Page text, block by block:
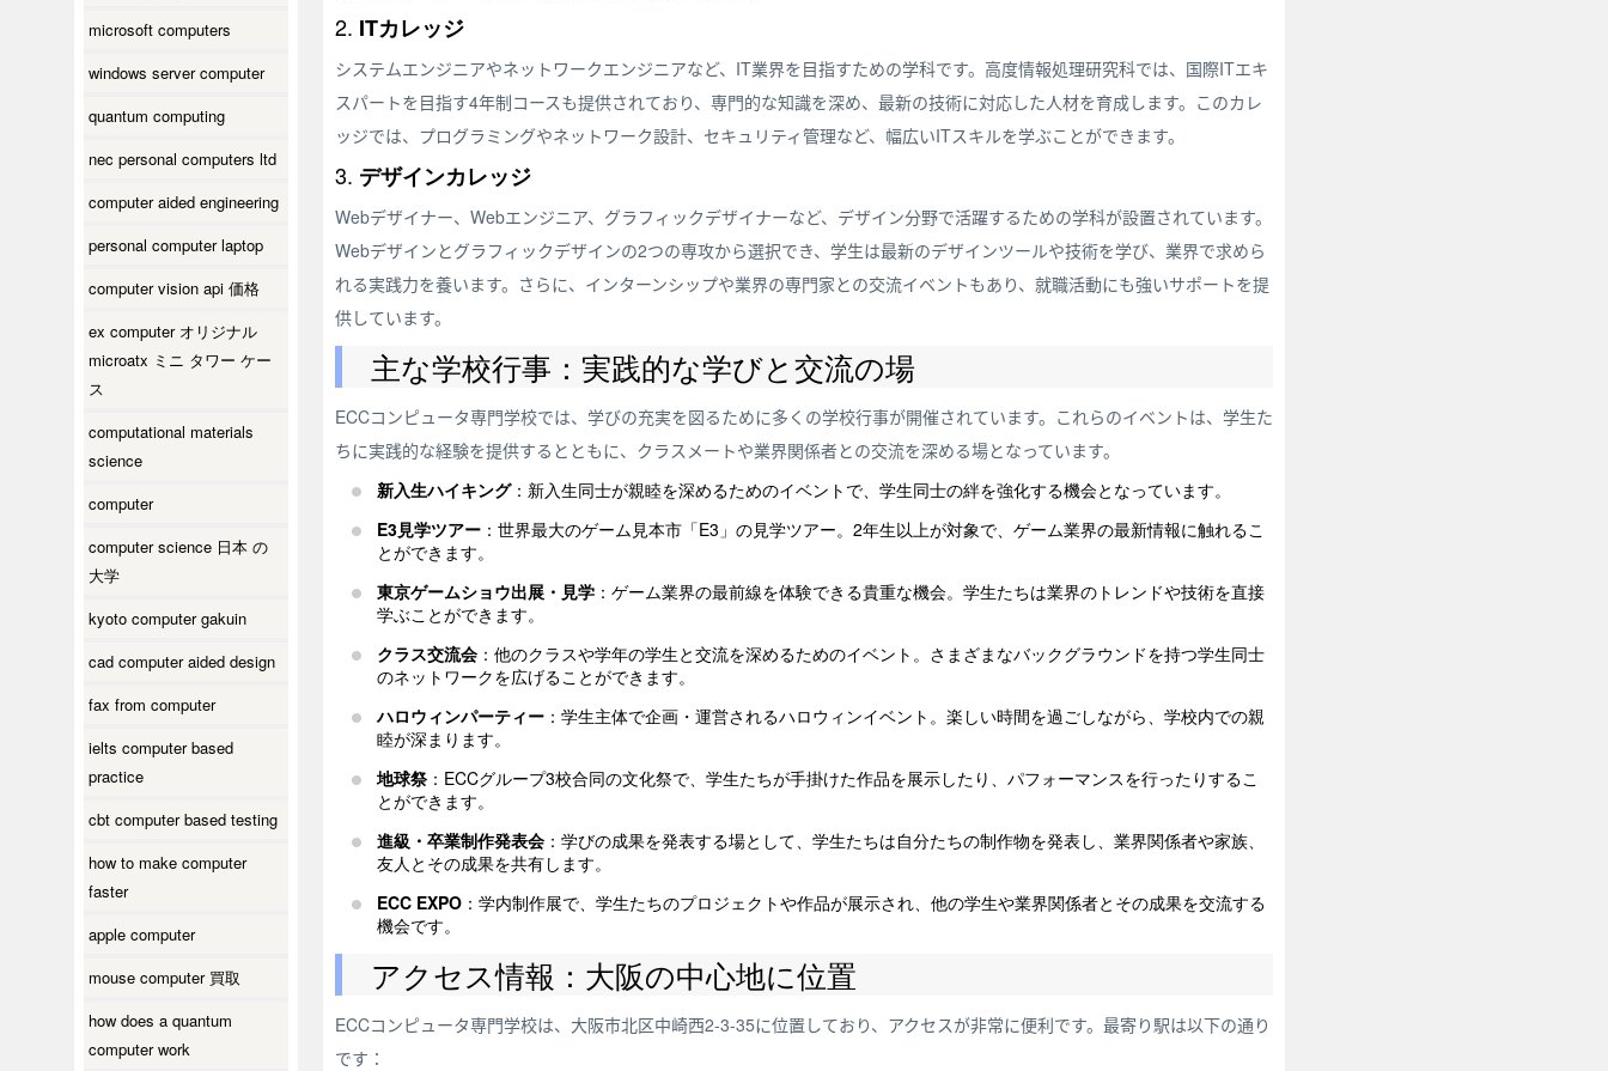
microsoft computers
windows server computer
quantum computing
nec personal computers ltd
computer aided engineering
personal computer laptop
computer vision api 価格
ex computer オリジナル
microatx ミニ タワー ケー
ス
computational materials
science
computer
computer science 日本 の
大学
kyoto computer gakuin
cad computer aided design
fax from computer
ielts computer based
practice
cbt computer based testing
how to make computer
faster
apple computer
mouse computer 買取
how does a quantum
computer work
2. ITカレッジ
システムエンジニアやネットワークエンジニアなど、IT業界を目指すための学科です。高度情報処理研究科では、国際ITエキ
スパートを目指す4年制コースも提供されており、専門的な知識を深め、最新の技術に対応した人材を育成します。このカレ
ッジでは、プログラミングやネットワーク設計、セキュリティ管理など、幅広いITスキルを学ぶことができます。
3. デザインカレッジ
Webデザイナー、Webエンジニア、グラフィックデザイナーなど、デザイン分野で活躍するための学科が設置されています。
Webデザインとグラフィックデザインの2つの専攻から選択でき、学生は最新のデザインツールや技術を学び、業界で求めら
れる実践力を養います。さらに、インターンシップや業界の専門家との交流イベントもあり、就職活動にも強いサポートを提
供しています。
主な学校行事：実践的な学びと交流の場
ECCコンピュータ専門学校では、学びの充実を図るために多くの学校行事が開催されています。これらのイベントは、学生た
ちに実践的な経験を提供するとともに、クラスメートや業界関係者との交流を深める場となっています。
新入生ハイキング：新入生同士が親睦を深めるためのイベントで、学生同士の絆を強化する機会となっています。
E3見学ツアー：世界最大のゲーム見本市「E3」の見学ツアー。2年生以上が対象で、ゲーム業界の最新情報に触れるこ
とができます。
東京ゲームショウ出展・見学：ゲーム業界の最前線を体験できる貴重な機会。学生たちは業界のトレンドや技術を直接
学ぶことができます。
クラス交流会：他のクラスや学年の学生と交流を深めるためのイベント。さまざまなバックグラウンドを持つ学生同士
のネットワークを広げることができます。
ハロウィンパーティー：学生主体で企画・運営されるハロウィンイベント。楽しい時間を過ごしながら、学校内での親
睦が深まります。
地球祭：ECCグループ3校合同の文化祭で、学生たちが手掛けた作品を展示したり、パフォーマンスを行ったりするこ
とができます。
進級・卒業制作発表会：学びの成果を発表する場として、学生たちは自分たちの制作物を発表し、業界関係者や家族、
友人とその成果を共有します。
ECC EXPO：学内制作展で、学生たちのプロジェクトや作品が展示され、他の学生や業界関係者とその成果を交流する
機会です。
アクセス情報：大阪の中心地に位置
ECCコンピュータ専門学校は、大阪市北区中崎西2-3-35に位置しており、アクセスが非常に便利です。最寄り駅は以下の通り
です：